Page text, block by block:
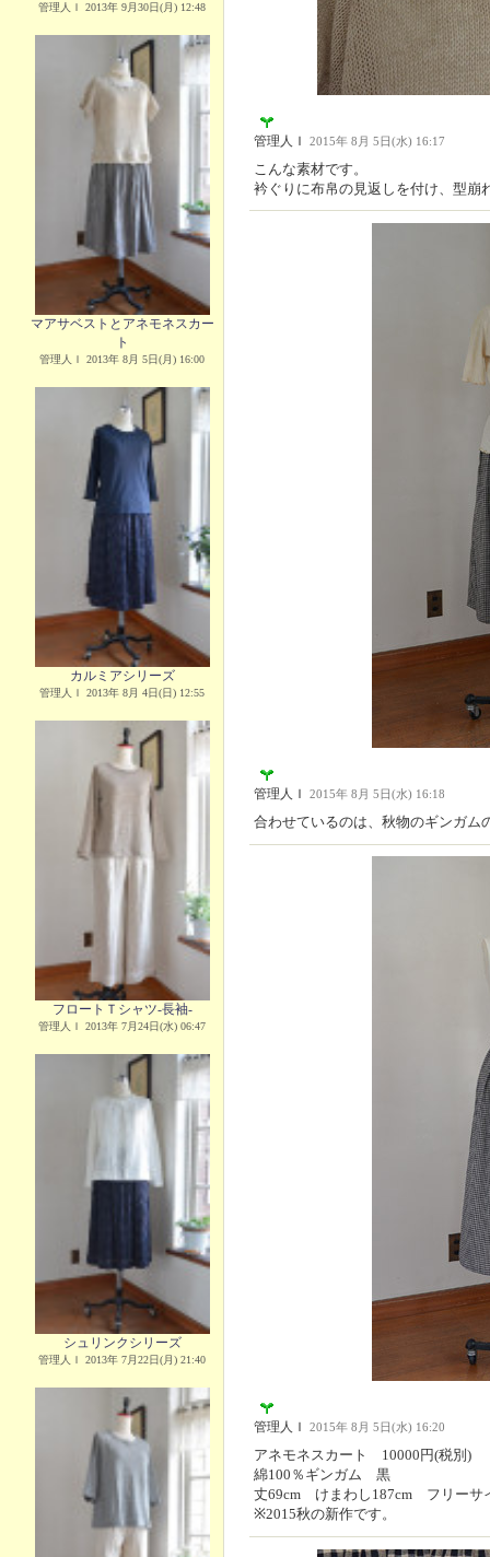
管理人Ｉ 2013年 9月30日(月) 12:48
マアサベストとアネモネスカー
ト
管理人Ｉ 2013年 8月 5日(月) 16:00
カルミアシリーズ
管理人Ｉ 2013年 8月 4日(日) 12:55
フロートＴシャツ-長袖-
管理人Ｉ 2013年 7月24日(水) 06:47
シュリンクシリーズ
管理人Ｉ 2013年 7月22日(月) 21:40
管理人Ｉ 2015年 8月 5日(水) 16:17
こんな素材です。
衿ぐりに布帛の見返しを付け、型崩
管理人Ｉ 2015年 8月 5日(水) 16:18
合わせているのは、秋物のギンガム
管理人Ｉ 2015年 8月 5日(水) 16:20
アネモネスカート 10000円(税別)
綿100％ギンガム 黒
丈69cm けまわし187cm フリーサ
※2015秋の新作です。